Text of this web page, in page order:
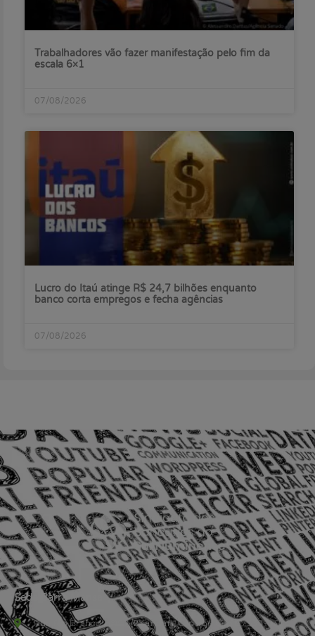
Trabalhadores vão fazer manifestação pelo fim da
escala 6×1
07/08/2026
Lucro do Itaú atinge R$ 24,7 bilhões enquanto
banco corta empregos e fecha agências
07/08/2026
Sede Barra Mansa
Rua Rio Branco, nº107 (2º andar), Centro - Cep: 27.330-030